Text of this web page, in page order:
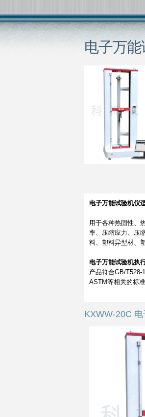
电子万
电子万能试验机仪
用于各种热固性、
率、压缩应力、压
料、塑料异型材、
电子万能试验机执
产品符合GB/T528-
ASTM等相关的标准
KXWW-20C